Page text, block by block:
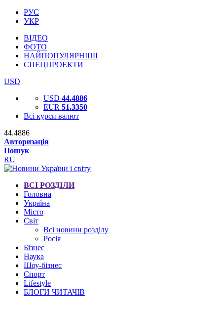
РУС
УКР
ВІДЕО
ФОТО
НАЙПОПУЛЯРНІШІ
СПЕЦПРОЕКТИ
USD
USD 44.4886
EUR 51.3350
Всі курси валют
44.4886
Авторизація
Пошук
RU
ВСІ РОЗДІЛИ
Головна
Україна
Місто
Світ
Всі новини розділу
Росія
Бізнес
Наука
Шоу-бізнес
Спорт
Lifestyle
БЛОГИ ЧИТАЧІВ